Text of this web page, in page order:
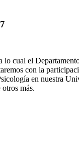
cual el
con la
en nuestra
más.